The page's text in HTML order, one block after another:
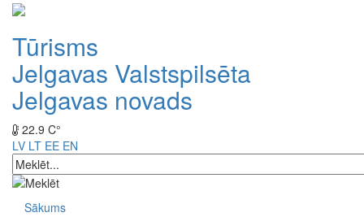
Tūrisms
Jelgavas Valstspilsēta
Jelgavas novads
22.9 C°
LV LT EE EN
Sākums